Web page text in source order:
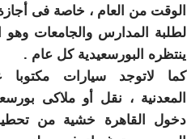
الوقت من العام ، خاصة فى
لطلبة المدارس والجامعات وهو
ينتظره ا لبور سعيدية كل عام .
كما لاتوجد سيارات مكتوبا
المعدنية ، نقل أو ملاكى بور
دخول القاهرة خشية من